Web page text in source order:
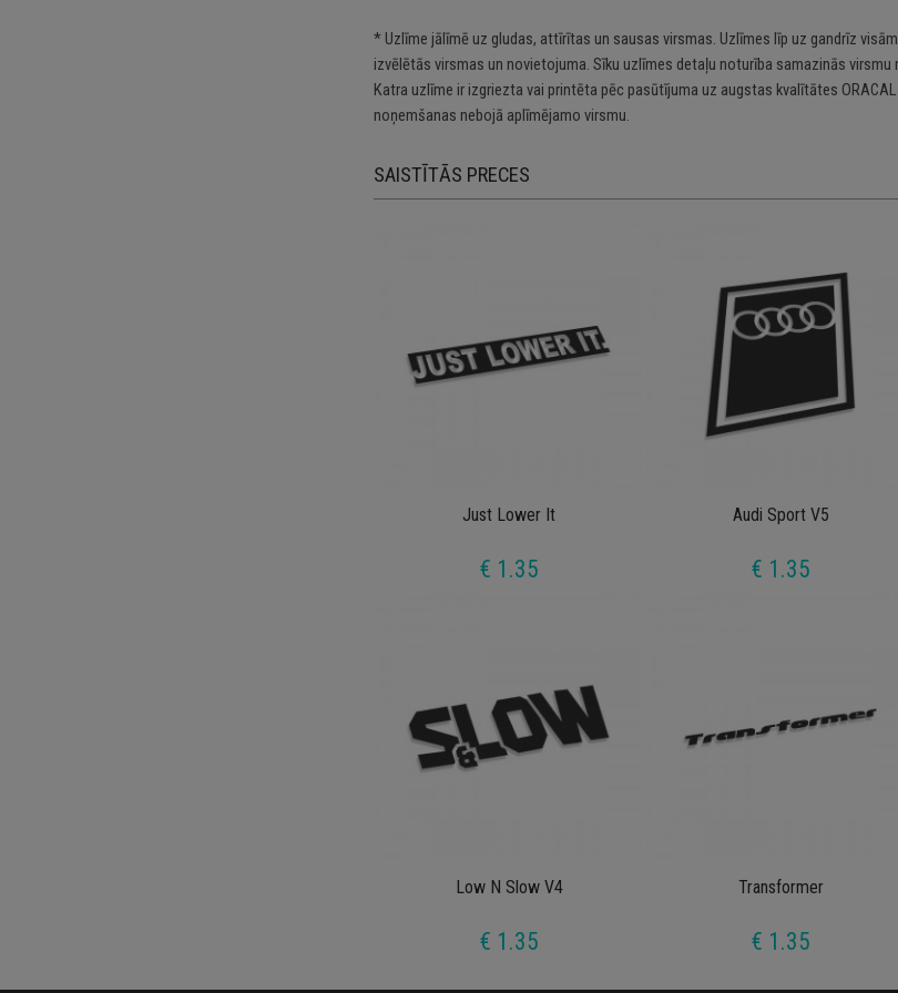
* Uzlīme jālīmē uz gludas, attīrītas un sausas virsmas. Uzlīmes līp uz gandrīz
izvēlētās virsmas un novietojuma. Sīku uzlīmes detaļu noturība samazinās
Katra uzlīme ir izgriezta vai printēta pēc pasūtījuma uz augstas kvalītātes
noņemšanas nebojā aplīmējamo virsmu.
SAISTĪTĀS PRECES
Just Lower It
€ 1.35
Audi Sport V5
€ 1.35
Low N Slow V4
€ 1.35
Transformer
€ 1.35